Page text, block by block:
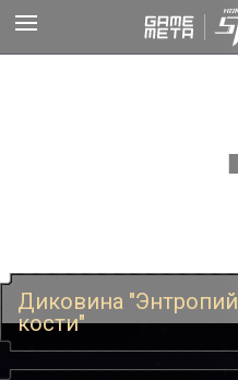
Диковина
кости"